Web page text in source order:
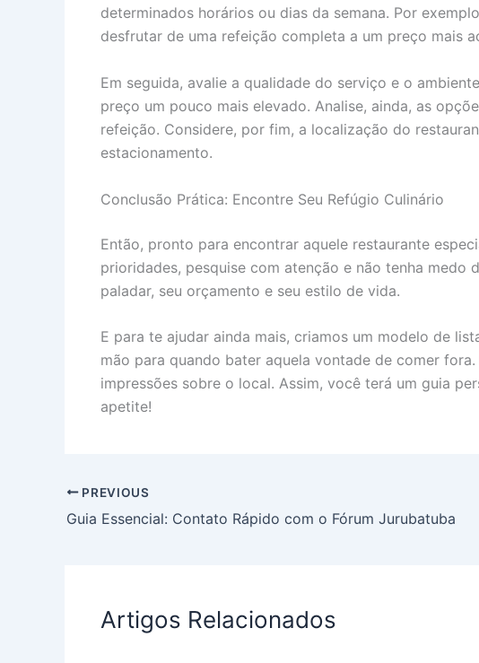
determinados horários ou dias da semana. Por
desfrutar de uma refeição completa a um preço mais
Em seguida, avalie a qualidade do serviço e o
preço um pouco mais elevado. Analise, ainda, as
refeição. Considere, por fim, a localização do
estacionamento.
Conclusão Prática: Encontre Seu Refúgio Culinário
Então, pronto para encontrar aquele restaurante
prioridades, pesquise com atenção e não tenha medo
paladar, seu orçamento e seu estilo de vida.
E para te ajudar ainda mais, criamos um modelo de
mão para quando bater aquela vontade de comer
impressões sobre o local. Assim, você terá um guia
apetite!
PREVIOUS
Guia Essencial: Contato Rápido com o Fórum Jurubatuba
Artigos Relacionados